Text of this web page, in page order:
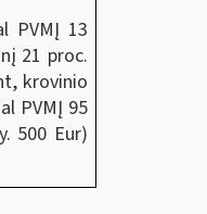
PVMĮ 13
21 proc.
krovinio
PVMĮ 95
500 Eur)